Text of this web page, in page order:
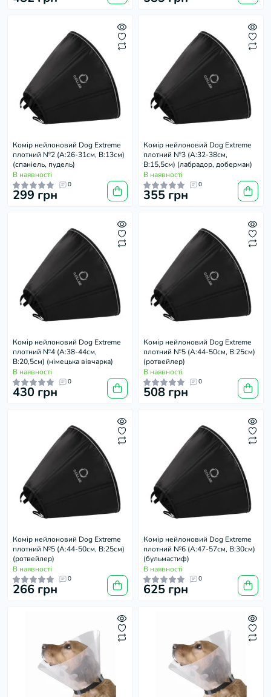
Комір нейлоновий Dog Extremе
плотний №2 (А:26-31см, В:13см)
(спаніель, пудель)
В наявності
0
299 грн
Комір нейлоновий Dog Extremе
плотний №3 (А:32-38см,
В:15,5см) (лабрадор, доберман)
В наявності
0
355 грн
Комір нейлоновий Dog Extremе
плотний №4 (А:38-44см,
В:20,5см) (німецька вівчарка)
В наявності
0
430 грн
Комір нейлоновий Dog Extremе
плотний №5 (А:44-50см, В:25см)
(ротвейлер)
В наявності
0
508 грн
Комір нейлоновий Dog Extremе
плотний №5 (А:44-50см, В:25см)
(ротвейлер)
В наявності
0
266 грн
Комір нейлоновий Dog Extremе
плотний №6 (А:47-57см, В:30см)
(бульмастиф)
В наявності
0
625 грн